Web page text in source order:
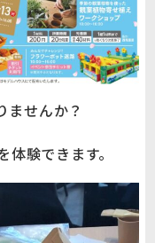
ませんか？
験できます。